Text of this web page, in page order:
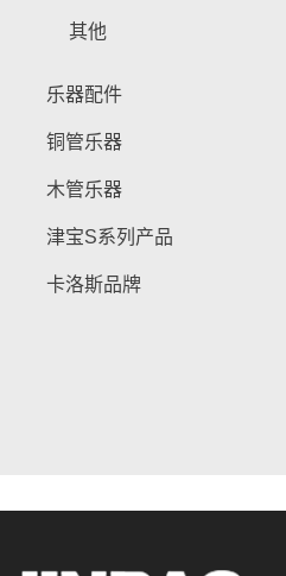
其他
乐器配件
铜管乐器
木管乐器
津宝S系列产品
卡洛斯品牌